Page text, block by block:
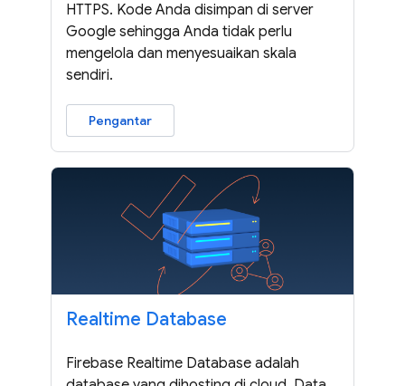
HTTPS. Kode Anda disimpan di server
Google sehingga Anda tidak perlu
mengelola dan menyesuaikan skala
sendiri.
Pengantar
Realtime Database
Firebase Realtime Database adalah